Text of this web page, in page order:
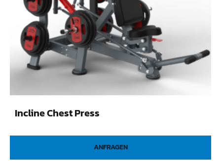
Incline Chest Press
ANFRAGEN